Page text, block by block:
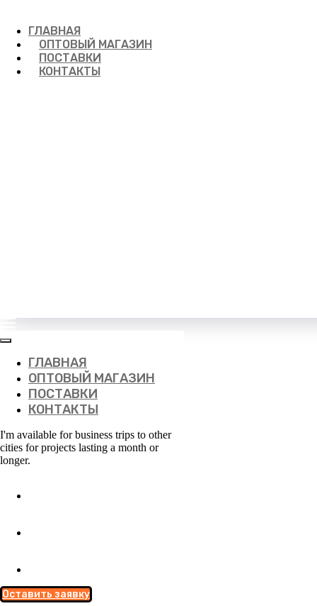
ГЛАВНАЯ
ОПТОВЫЙ МАГАЗИН
ПОСТАВКИ
КОНТАКТЫ
ГЛАВНАЯ
ОПТОВЫЙ МАГАЗИН
ПОСТАВКИ
КОНТАКТЫ
I'm available for business trips to other
cities for projects lasting a month or
longer.
Оставить заявку